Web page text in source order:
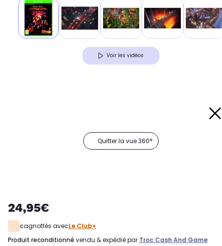
Voir les vidéos
Quitter la vue 360°
24,95€
cagnottés avecLe Club+
produit reconditionné vendu & expédié par Troc Cash And Game